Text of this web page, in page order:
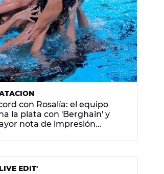
con Rosalía: el equipo
la plata con 'Berghain' y
nota de impresión
EDIT'